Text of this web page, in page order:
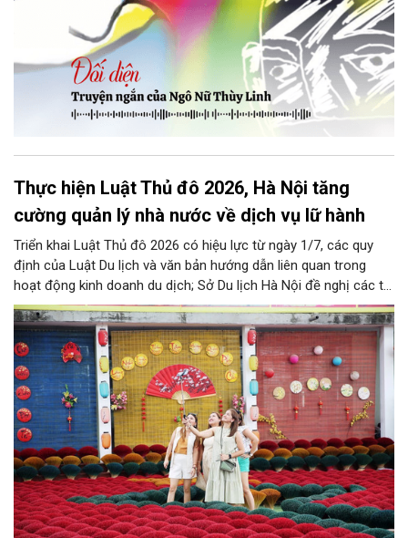
Thực hiện Luật Thủ đô 2026, Hà Nội tăng
cường quản lý nhà nước về dịch vụ lữ hành
Triển khai Luật Thủ đô 2026 có hiệu lực từ ngày 1/7, các quy
định của Luật Du lịch và văn bản hướng dẫn liên quan trong
hoạt động kinh doanh du dịch; Sở Du lịch Hà Nội đề nghị các tổ
chức, đơn vị, doanh nghiệp kinh doanh dịch vụ lữ hành trên địa
bàn thành phố thực hiện một số nội dung quan trọng. Qua đó
góp phần thực hiện thắng lợi các mục tiêu phát triển du lịch Hà
Nội năm 2026 và giai đoạn tiếp theo.